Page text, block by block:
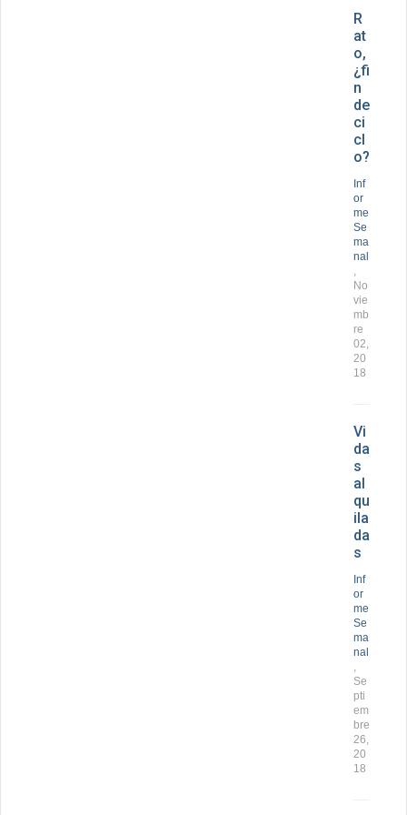
R
at
o,
¿fi
n
de
ci
cl
o?
Inf
or
me
Se
ma
nal
No
vie
mb
re
02,
20
18
Vi
da
s
al
qu
ila
da
s
Inf
or
me
Se
ma
nal
Se
pti
em
bre
26,
20
18